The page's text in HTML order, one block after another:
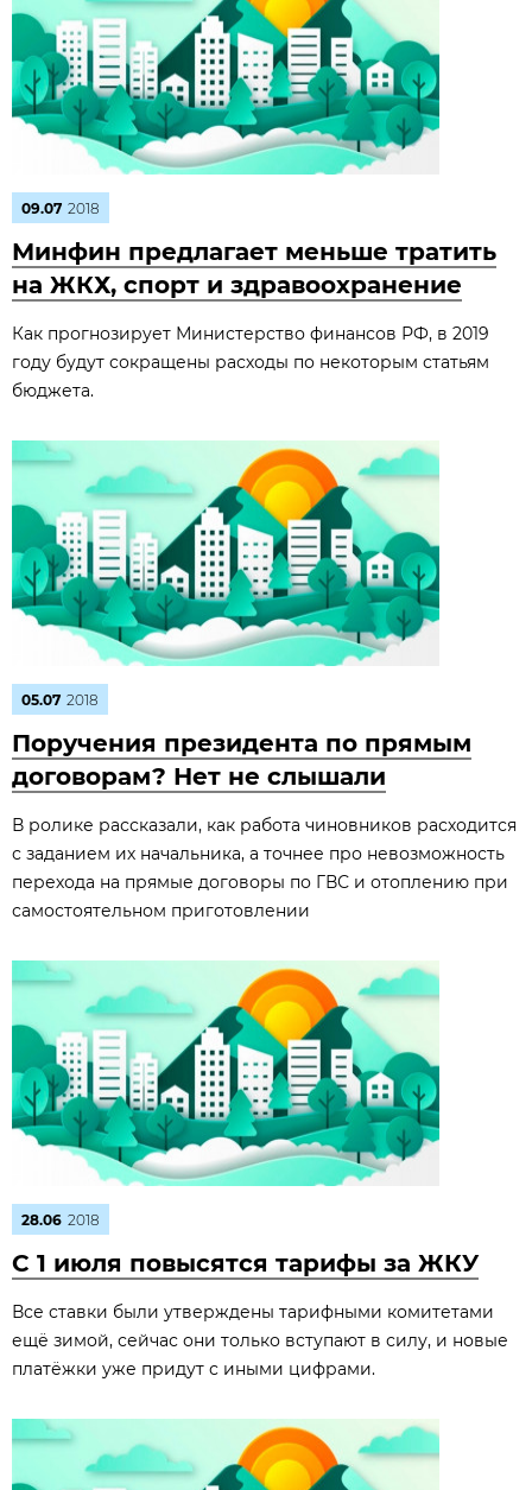
09.07 2018
Минфин предлагает меньше тратить
на ЖКХ, спорт и здравоохранение
Как прогнозирует Министерство финансов РФ, в 2019
году будут сокращены расходы по некоторым статьям
бюджета.
05.07 2018
Поручения президента по прямым
договорам? Нет не слышали
В ролике рассказали, как работа чиновников расходится
с заданием их начальника, а точнее про невозможность
перехода на прямые договоры по ГВС и отоплению при
самостоятельном приготовлении
28.06 2018
С 1 июля повысятся тарифы за ЖКУ
Все ставки были утверждены тарифными комитетами
ещё зимой, сейчас они только вступают в силу, и новые
платёжки уже придут с иными цифрами.